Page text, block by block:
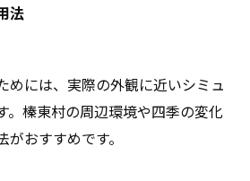
法
めには、実際の外観に近いシミュ
。榛東村の周辺環境や四季の変化
おすすめです。